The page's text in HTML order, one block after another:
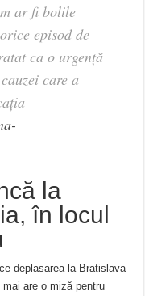
ar fi bolile
episod de
ca o urgență
care a
la
în locul
deplasarea la Bratislava
are o miză pentru